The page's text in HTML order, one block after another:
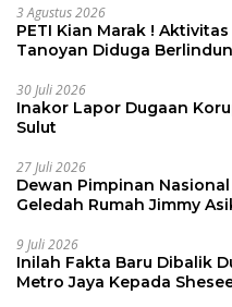
3 Agustus 2026
PETI Kian Marak !
Tanoyan Diduga
30 Juli 2026
Inakor Lapor Dugaan
Sulut
27 Juli 2026
Dewan Pimpinan
Geledah Rumah Jimmy
9 Juli 2026
Inilah Fakta Baru Dibalik
Metro Jaya Kepada